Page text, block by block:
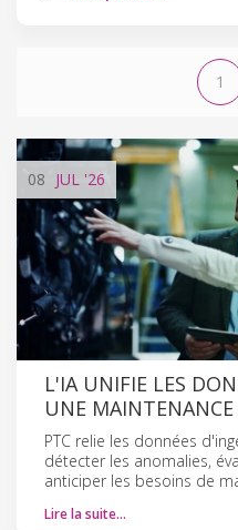
1
08 JUL '26
L'IA UNIFIE LES
UNE MAINTENANCE
PTC relie les données
détecter les anomalies,
anticiper les besoins de
Lire la suite…